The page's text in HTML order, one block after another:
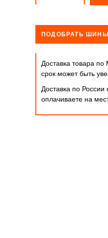
ПОДОБРАТЬ ШИНЫ
Доставка товара
срок может быть
Доставка по
оплачиваете на